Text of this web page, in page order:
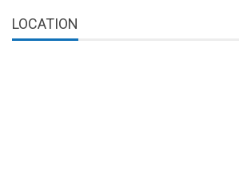
LOCATION